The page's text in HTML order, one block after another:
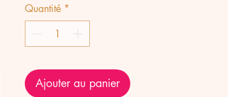
Quantité *
Ajouter au panier